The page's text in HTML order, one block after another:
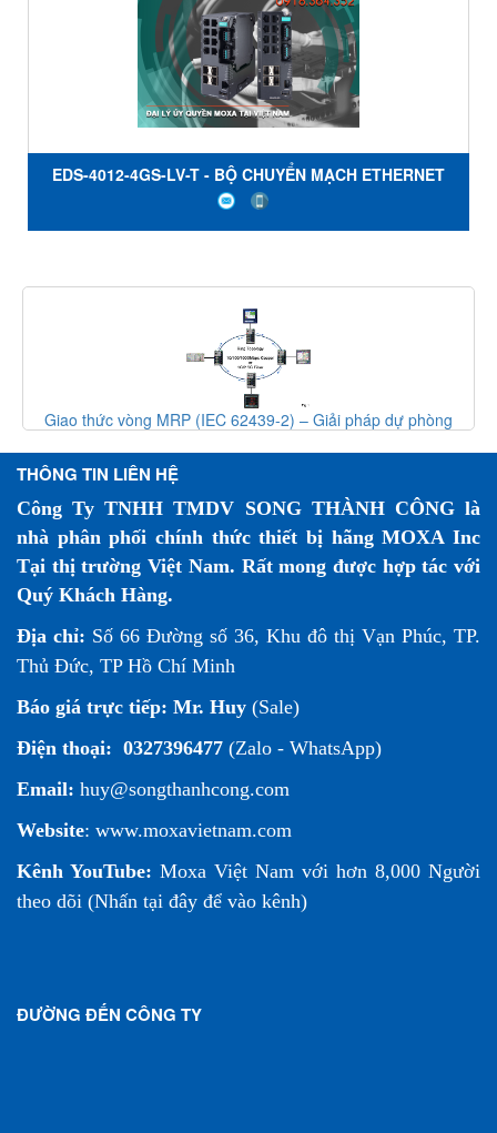
EDS-4012-4GS-LV-T - BỘ CHUYỂN MẠCH ETHERNET
CÓ QUẢN LÝ VỚI 8 CỔNG 10 / 100BaseT (X) - 4 CỔNG
100 / 1000BaseSFP - NGUỒN ĐIỆN 12/24/48 VDC -
pháp dự phòng
Moxa ra mắt switch Ethernet băng thông cao
THÔNG TIN LIÊN HỆ
Công Ty TNHH TMDV SONG THÀNH CÔNG là
nhà phân phối chính thức thiết bị hãng MOXA Inc
Tại thị trường Việt Nam. Rất mong được hợp tác với
Quý Khách Hàng.
Địa chỉ: Số 66 Đường số 36, Khu đô thị Vạn Phúc, TP.
Thủ Đức, TP Hồ Chí Minh
Báo giá trực tiếp: Mr. Huy (Sale)
Điện thoại: 0327396477 (Zalo - WhatsApp)
Email: huy@songthanhcong.com
Website: www.moxavietnam.com
Kênh YouTube: Moxa Việt Nam với hơn 8,000 Người
theo dõi (Nhấn tại đây để vào kênh)
ĐƯỜNG ĐẾN CÔNG TY